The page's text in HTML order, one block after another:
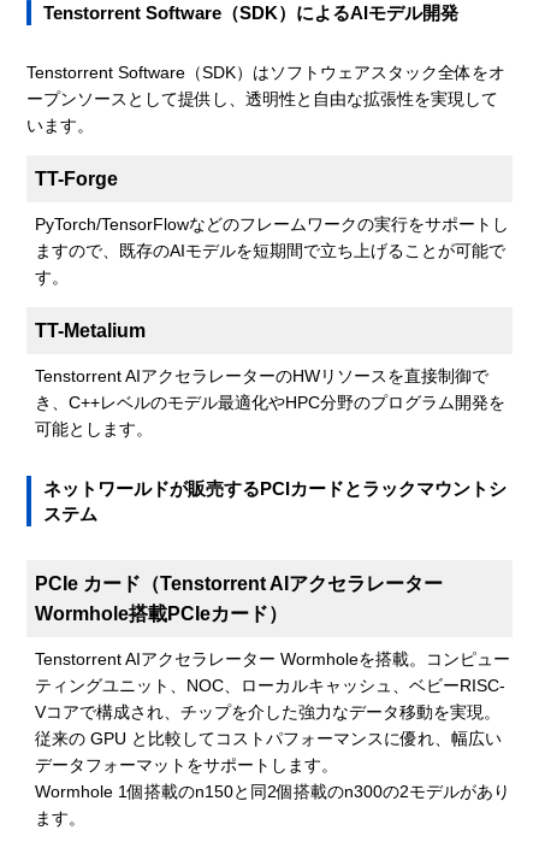
Tenstorrent Software（SDK）によるAIモデル開発
Tenstorrent Software（SDK）はソフトウェアスタック全体をオ
ープンソースとして提供し、透明性と自由な拡張性を実現して
います。
TT-Forge
PyTorch/TensorFlowなどのフレームワークの実行をサポートし
ますので、既存のAIモデルを短期間で立ち上げることが可能で
す。
TT-Metalium
Tenstorrent AIアクセラレーターのHWリソースを直接制御で
き、C++レベルのモデル最適化やHPC分野のプログラム開発を
可能とします。
ネットワールドが販売するPCIカードとラックマウントシ
ステム
PCIe カード（Tenstorrent AIアクセラレーター
Wormhole搭載PCIeカード）
Tenstorrent AIアクセラレーター Wormholeを搭載。コンピュー
ティングユニット、NOC、ローカルキャッシュ、ベビーRISC-
Vコアで構成され、チップを介した強力なデータ移動を実現。
従来の GPU と比較してコストパフォーマンスに優れ、幅広い
データフォーマットをサポートします。
Wormhole 1個搭載のn150と同2個搭載のn300の2モデルがあり
ます。